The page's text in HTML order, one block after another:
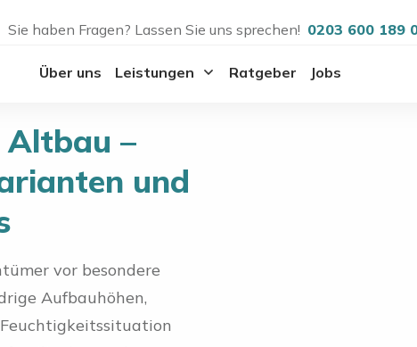
Sie haben Fragen? Lassen Sie uns sprechen! 0203 600 189
Über uns Leistungen Ratgeber Jobs
Altbau –
und
vor besondere
Aufbauhöhen,